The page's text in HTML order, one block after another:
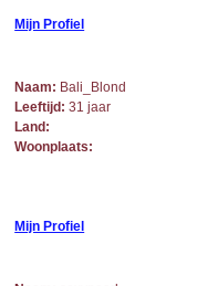
Mijn Profiel
Naam: Bali_Blond
Leeftijd: 31 jaar
Land:
Woonplaats:
Mijn Profiel